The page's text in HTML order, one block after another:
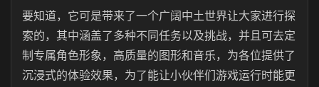
要知道，它可是带来了一个广阔中土世界让大家进行探
索的，其中涵盖了多种不同任务以及挑战，并且可去定
制专属角色形象，高质量的图形和音乐，为各位提供了
沉浸式的体验效果，为了能让小伙伴们游戏运行时能更